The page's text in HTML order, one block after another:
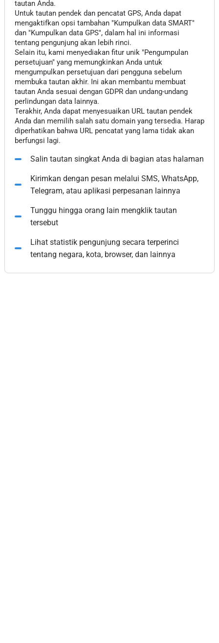
tautan Anda.
Untuk tautan pendek dan pencatat GPS, Anda dapat
mengaktifkan opsi tambahan "Kumpulkan data SMART"
dan "Kumpulkan data GPS", dalam hal ini informasi
tentang pengunjung akan lebih rinci.
Selain itu, kami menyediakan fitur unik "Pengumpulan
persetujuan" yang memungkinkan Anda untuk
mengumpulkan persetujuan dari pengguna sebelum
membuka tautan akhir. Ini akan membantu membuat
tautan Anda sesuai dengan GDPR dan undang-undang
perlindungan data lainnya.
Terakhir, Anda dapat menyesuaikan URL tautan pendek
Anda dan memilih salah satu domain yang tersedia. Harap
diperhatikan bahwa URL pencatat yang lama tidak akan
berfungsi lagi.
Salin tautan singkat Anda di bagian atas halaman
Kirimkan dengan pesan melalui SMS, WhatsApp,
Telegram, atau aplikasi perpesanan lainnya
Tunggu hingga orang lain mengklik tautan
tersebut
Lihat statistik pengunjung secara terperinci
tentang negara, kota, browser, dan lainnya